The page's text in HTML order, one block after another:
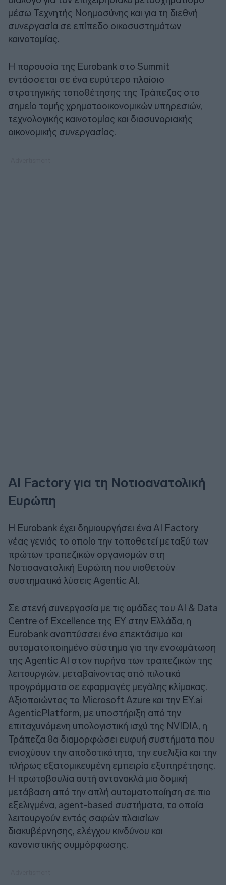
μέσω Τεχνητής Νοημοσύνης και για τη διεθνή
συνεργασία σε επίπεδο οικοσυστημάτων
καινοτομίας.
Η παρουσία της Eurobank στο Summit
εντάσσεται σε ένα ευρύτερο πλαίσιο
στρατηγικής τοποθέτησης της Τράπεζας στο
σημείο τομής χρηματοοικονομικών υπηρεσιών,
τεχνολογικής καινοτομίας και διασυνοριακής
οικονομικής συνεργασίας.
AI Factory για τη Νοτιοανατολική
Ευρώπη
Η Eurobank έχει δημιουργήσει ένα AI Factory
νέας γενιάς το οποίο την τοποθετεί μεταξύ των
πρώτων τραπεζικών οργανισμών στη
Νοτιοανατολική Ευρώπη που υιοθετούν
συστηματικά λύσεις Agentic AI.
Σε στενή συνεργασία με τις ομάδες του AI & Data
Centre of Excellence της EY στην Ελλάδα, η
Eurobank αναπτύσσει ένα επεκτάσιμο και
αυτοματοποιημένο σύστημα για την ενσωμάτωση
της Agentic AI στον πυρήνα των τραπεζικών της
λειτουργιών, μεταβαίνοντας από πιλοτικά
προγράμματα σε εφαρμογές μεγάλης κλίμακας.
Αξιοποιώντας το Microsoft Azure και την EY.ai
AgenticPlatform, με υποστήριξη από την
επιταχυνόμενη υπολογιστική ισχύ της NVIDIA, η
Τράπεζα θα διαμορφώσει ευφυή συστήματα που
ενισχύουν την αποδοτικότητα, την ευελιξία και την
πλήρως εξατομικευμένη εμπειρία εξυπηρέτησης.
Η πρωτοβουλία αυτή αντανακλά μια δομική
μετάβαση από την απλή αυτοματοποίηση σε πιο
εξελιγμένα, agent-based συστήματα, τα οποία
λειτουργούν εντός σαφών πλαισίων
διακυβέρνησης, ελέγχου κινδύνου και
κανονιστικής συμμόρφωσης.